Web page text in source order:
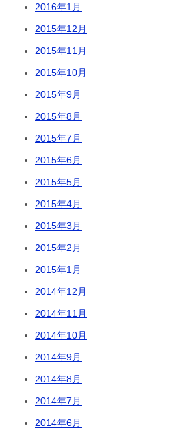
2016年1月
2015年12月
2015年11月
2015年10月
2015年9月
2015年8月
2015年7月
2015年6月
2015年5月
2015年4月
2015年3月
2015年2月
2015年1月
2014年12月
2014年11月
2014年10月
2014年9月
2014年8月
2014年7月
2014年6月